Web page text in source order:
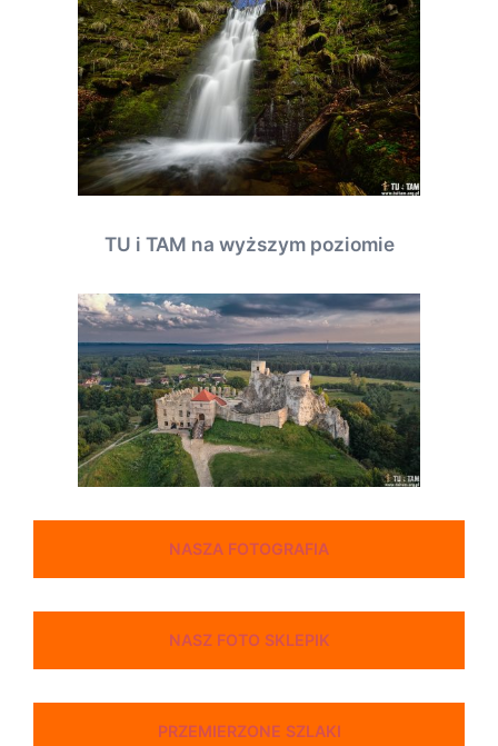
TU i TAM na wyższym poziomie
NASZA FOTOGRAFIA
NASZ FOTO SKLEPIK
PRZEMIERZONE SZLAKI